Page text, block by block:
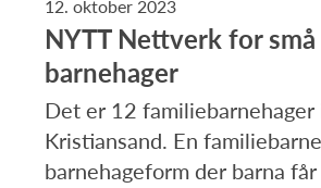
12. oktober 2023
NYTT Nettverk for små
barnehager
Det er 12 familiebarnehager
Kristiansand. En
barnehageform der barna